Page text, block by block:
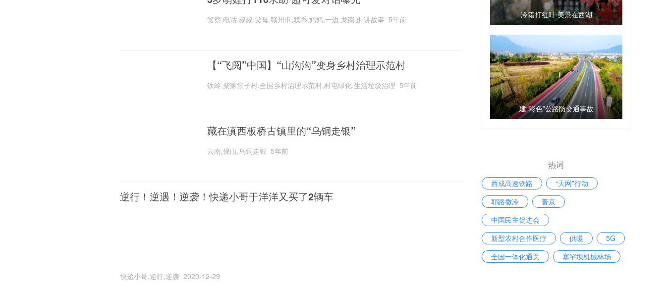
警察,电话,叔叔,父母,赣州市,联系,妈妈,一边,龙南县,讲故事 5年前
【“飞阅”中国】“山沟沟”变身乡村治理示范村
铁岭,柴家堡子村,全国乡村治理示范村,村屯绿化,生活垃圾治理 5年前
藏在滇西板桥古镇里的“乌铜走银”
云南,保山,乌铜走银 5年前
逆行！逆遇！逆袭！快递小哥于洋洋又买了2辆车
快递小哥,逆行,逆袭 2020-12-29
冷霜打红叶 美景在西湖
建“彩色”公路防交通事故
热词
西成高速铁路
“天网”行动
耶路撒冷
普京
中国民主促进会
新型农村合作医疗
供暖
5G
全国一体化通关
塞罕坝机械林场